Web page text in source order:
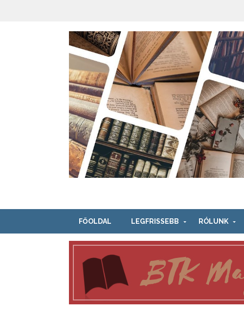
FŐOLDAL LEGFRISSEBB RÓLUNK